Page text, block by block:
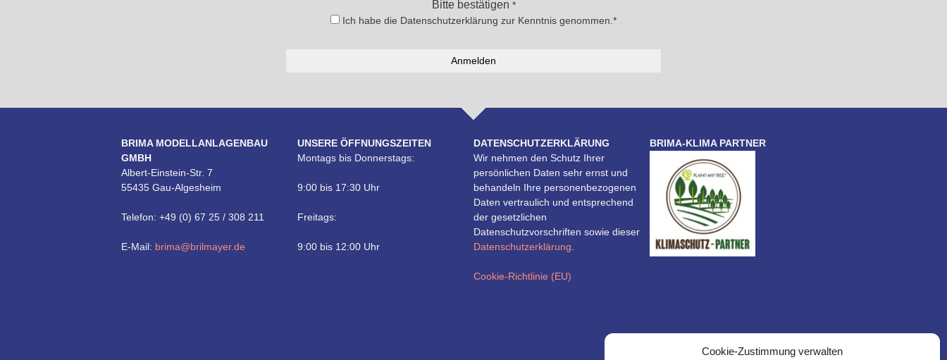
Cookie-Zustimmung verwalten
Bitte bestätigen *
Ich habe die Datenschutzerklärung zur Kenntnis genommen.*
BRIMA MODELLANLAGENBAU
GMBH
Albert-Einstein-Str. 7
55435 Gau-Algesheim
Telefon: +49 (0) 67 25 / 308 211
E-Mail: brima@brilmayer.de
UNSERE ÖFFNUNGSZEITEN
Montags bis Donnerstags:
9:00 bis 17:30 Uhr
Freitags:
9:00 bis 12:00 Uhr
DATENSCHUTZERKLÄRUNG
Wir nehmen den Schutz Ihrer
persönlichen Daten sehr ernst und
behandeln Ihre personenbezogenen
Daten vertraulich und entsprechend
der gesetzlichen
Datenschutzvorschriften sowie dieser
Datenschutzerklärung
Cookie-Richtlinie (EU)
BRIMA-KLIMA PARTNER